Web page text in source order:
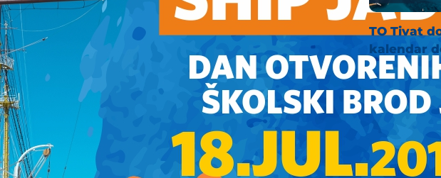
TO Tivat
kalendar